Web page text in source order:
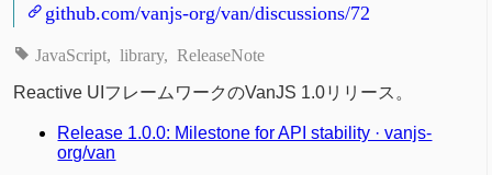
github.com/vanjs-org/van/discussions/72
JavaScript library ReleaseNote
Reactive UIフレームワークのVanJS 1.0リリース。
Release 1.0.0: Milestone for API stability · vanjs-
org/van